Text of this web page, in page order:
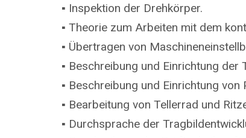
▪ Inspektion der Drehkörper.
▪ Theorie zum Arbeiten mit dem
▪ Übertragen von
▪ Beschreibung und Einrichtung der
▪ Beschreibung und Einrichtung von
▪ Bearbeitung von Tellerrad und
▪ Durchsprache der